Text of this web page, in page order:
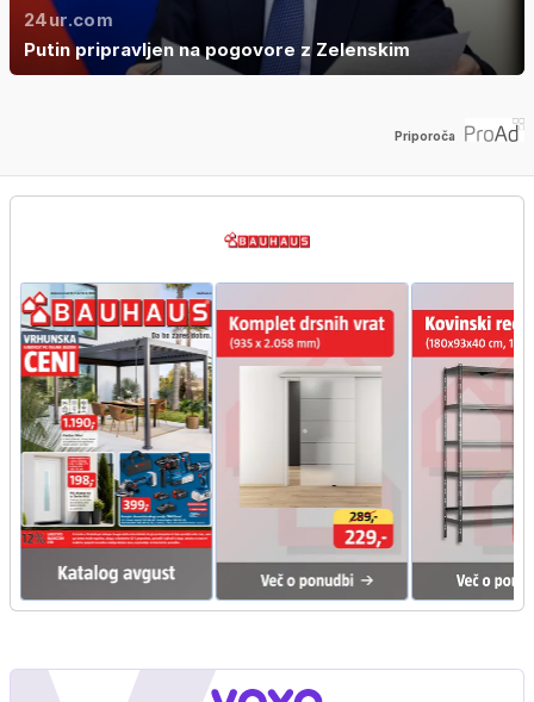
24ur.com
Putin pripravljen na pogovore z Zelenskim
Priporoča